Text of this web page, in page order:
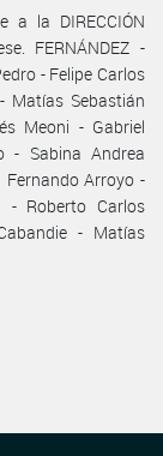
a la DIRECCIÓN
FERNÁNDEZ -
- Felipe Carlos
Matías Sebastián
Meoni - Gabriel
- Sabina Andrea
Fernando Arroyo -
- Roberto Carlos
- Matías